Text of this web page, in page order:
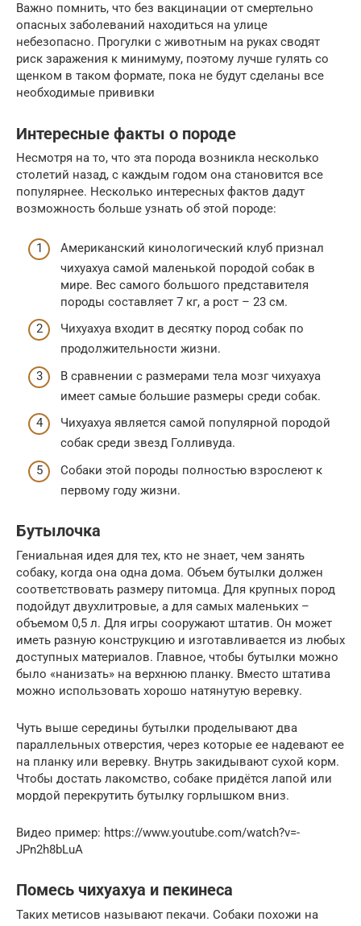
Важно помнить, что без вакцинации от смертельно
опасных заболеваний находиться на улице
небезопасно. Прогулки с животным на руках сводят
риск заражения к минимуму, поэтому лучше гулять со
щенком в таком формате, пока не будут сделаны все
необходимые прививки
Интересные факты о породе
Несмотря на то, что эта порода возникла несколько
столетий назад, с каждым годом она становится все
популярнее. Несколько интересных фактов дадут
возможность больше узнать об этой породе:
Американский кинологический клуб признал
чихуахуа самой маленькой породой собак в
мире. Вес самого большого представителя
породы составляет 7 кг, а рост – 23 см.
Чихуахуа входит в десятку пород собак по
продолжительности жизни.
В сравнении с размерами тела мозг чихуахуа
имеет самые большие размеры среди собак.
Чихуахуа является самой популярной породой
собак среди звезд Голливуда.
Собаки этой породы полностью взрослеют к
первому году жизни.
Бутылочка
Гениальная идея для тех, кто не знает, чем занять
собаку, когда она одна дома. Объем бутылки должен
соответствовать размеру питомца. Для крупных пород
подойдут двухлитровые, а для самых маленьких –
объемом 0,5 л. Для игры сооружают штатив. Он может
иметь разную конструкцию и изготавливается из любых
доступных материалов. Главное, чтобы бутылки можно
было «нанизать» на верхнюю планку. Вместо штатива
можно использовать хорошо натянутую веревку.
Чуть выше середины бутылки проделывают два
параллельных отверстия, через которые ее надевают ее
на планку или веревку. Внутрь закидывают сухой корм.
Чтобы достать лакомство, собаке придётся лапой или
мордой перекрутить бутылку горлышком вниз.
Видео пример: https://www.youtube.com/watch?v=-
JPn2h8bLuA
Помесь чихуахуа и пекинеса
Таких метисов называют пекачи. Собаки похожи на